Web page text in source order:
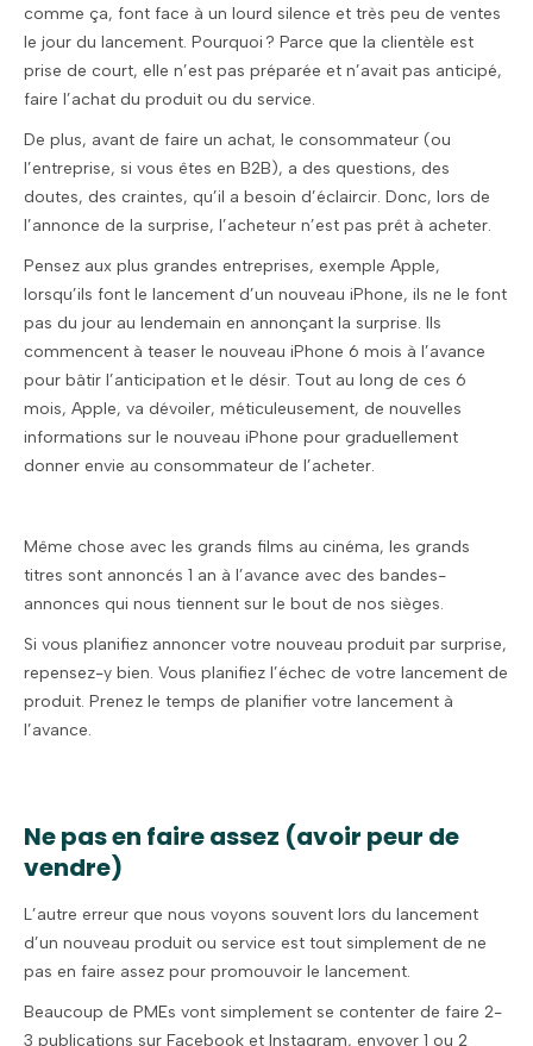
comme ça, font face à un lourd silence et très peu de ventes
le jour du lancement. Pourquoi ? Parce que la clientèle est
prise de court, elle n’est pas préparée et n’avait pas anticipé,
faire l’achat du produit ou du service.
De plus, avant de faire un achat, le consommateur (ou
l’entreprise, si vous êtes en B2B), a des questions, des
doutes, des craintes, qu’il a besoin d’éclaircir. Donc, lors de
l’annonce de la surprise, l’acheteur n’est pas prêt à acheter.
Pensez aux plus grandes entreprises, exemple Apple,
lorsqu’ils font le lancement d’un nouveau iPhone, ils ne le font
pas du jour au lendemain en annonçant la surprise. Ils
commencent à teaser le nouveau iPhone 6 mois à l’avance
pour bâtir l’anticipation et le désir. Tout au long de ces 6
mois, Apple, va dévoiler, méticuleusement, de nouvelles
informations sur le nouveau iPhone pour graduellement
donner envie au consommateur de l’acheter.
Même chose avec les grands films au cinéma, les grands
titres sont annoncés 1 an à l’avance avec des bandes-
annonces qui nous tiennent sur le bout de nos sièges.
Si vous planifiez annoncer votre nouveau produit par surprise,
repensez-y bien. Vous planifiez l’échec de votre lancement de
produit. Prenez le temps de planifier votre lancement à
l’avance.
Ne pas en faire assez (avoir peur de
vendre)
L’autre erreur que nous voyons souvent lors du lancement
d’un nouveau produit ou service est tout simplement de ne
pas en faire assez pour promouvoir le lancement.
Beaucoup de PMEs vont simplement se contenter de faire 2-
3 publications sur Facebook et Instagram, envoyer 1 ou 2